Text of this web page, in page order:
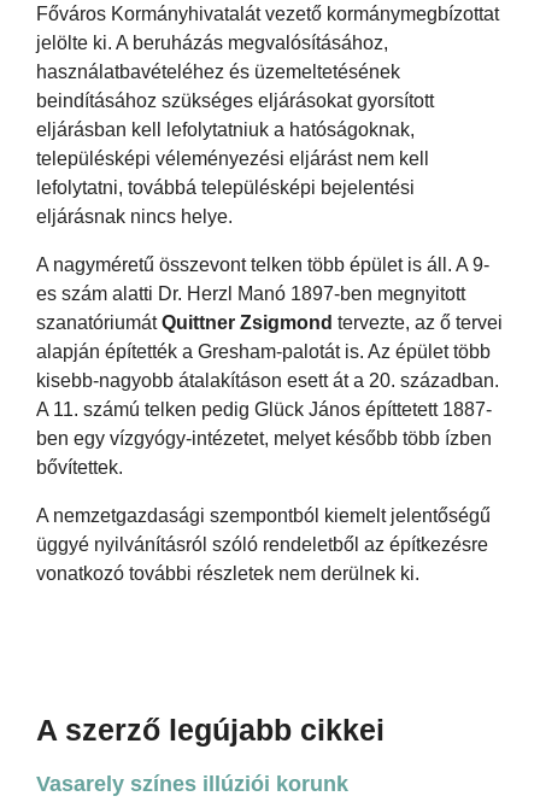
Főváros Kormányhivatalát vezető kormánymegbízottat
jelölte ki. A beruházás megvalósításához,
használatbavételéhez és üzemeltetésének
beindításához szükséges eljárásokat gyorsított
eljárásban kell lefolytatniuk a hatóságoknak,
településképi véleményezési eljárást nem kell
lefolytatni, továbbá településképi bejelentési
eljárásnak nincs helye.
A nagyméretű összevont telken több épület is áll. A 9-
es szám alatti Dr. Herzl Manó 1897-ben megnyitott
szanatóriumátQuittner Zsigmond tervezte, az ő tervei
alapján építették a Gresham-palotát is. Az épület több
kisebb-nagyobb átalakításon esett át a 20. században.
A 11. számú telken pedig Glück János építtetett 1887-
ben egy vízgyógy-intézetet, melyet később több ízben
bővítettek.
A nemzetgazdasági szempontból kiemelt jelentőségű
üggyé nyilvánításról szóló rendeletből az építkezésre
vonatkozó további részletek nem derülnek ki.
A szerző legújabb cikkei
Vasarely színes illúziói korunk